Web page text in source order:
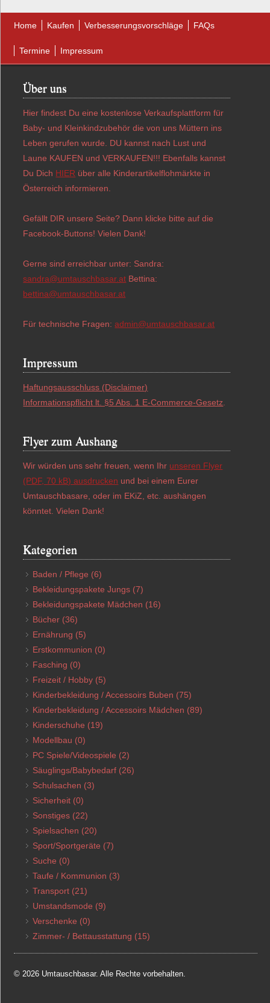
Home Kaufen Verbesserungsvorschläge FAQs
Termine Impressum
Über uns
Hier findest Du eine kostenlose Verkaufsplattform für
Baby- und Kleinkindzubehör die von uns Müttern ins
Leben gerufen wurde. DU kannst nach Lust und
Laune KAUFEN und VERKAUFEN!!! Ebenfalls kannst
Du Dich HIER über alle Kinderartikelflohmärkte in
Österreich informieren.
Gefällt DIR unsere Seite? Dann klicke bitte auf die
Facebook-Buttons! Vielen Dank!
Gerne sind erreichbar unter: Sandra:
sandra@umtauschbasar.at Bettina:
bettina@umtauschbasar.at
Für technische Fragen:admin@umtauschbasar.at
Impressum
Haftungsausschluss (Disclaimer)
Informationspflicht lt. §5 Abs. 1 E-Commerce-Gesetz
Flyer zum Aushang
Wir würden uns sehr freuen, wenn Ihr unseren Flyer
(PDF, 70 kB) ausdrucken und bei einem Eurer
Umtauschbasare, oder im EKiZ, etc. aushängen
könntet. Vielen Dank!
Kategorien
Baden / Pflege (6)
Bekleidungspakete Jungs (7)
Bekleidungspakete Mädchen (16)
Bücher (36)
Ernährung (5)
Erstkommunion (0)
Fasching (0)
Freizeit / Hobby (5)
Kinderbekleidung / Accessoirs Buben (75)
Kinderbekleidung / Accessoirs Mädchen (89)
Kinderschuhe (19)
Modellbau (0)
PC Spiele/Videospiele (2)
Säuglings/Babybedarf (26)
Schulsachen (3)
Sicherheit (0)
Sonstiges (22)
Spielsachen (20)
Sport/Sportgeräte (7)
Suche (0)
Taufe / Kommunion (3)
Transport (21)
Umstandsmode (9)
Verschenke (0)
Zimmer- / Bettausstattung (15)
© 2026 Umtauschbasar. Alle Rechte vorbehalten.